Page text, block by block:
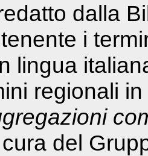
dalla
i
lingua
regionali
del